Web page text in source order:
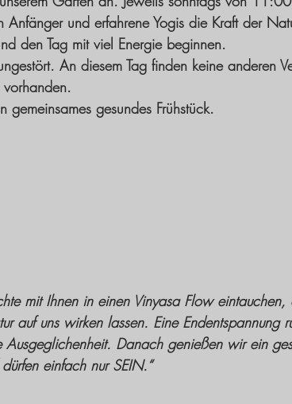
und erfahrene Yogis die Kraft der
den Tag mit viel Energie beginnen.
An diesem Tag finden keine anderen
gesundes Frühstück.
mit Ihnen in einen Vinyasa Flow
auf uns wirken lassen. Eine Endentspannung
Danach genießen wir ein
einfach nur SEIN.“